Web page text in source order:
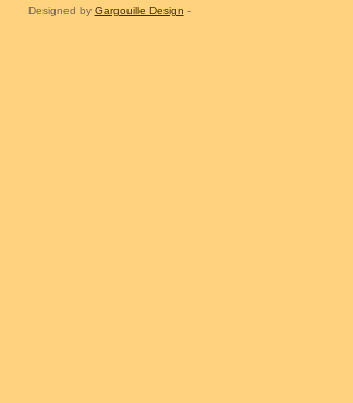
Designed by Gargouille Design -